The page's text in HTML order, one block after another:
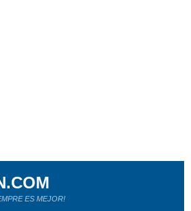
ES MEJOR!